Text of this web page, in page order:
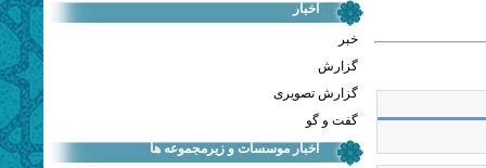
اخبار
خبر
گزارش
گزارش تصویری
گفت و گو
اخبار موسسات و زیرمجموعه ها